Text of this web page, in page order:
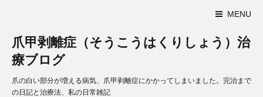
MENU
爪甲剥離症（そうこうはくりしょう）治
療ブログ
爪の白い部分が増える病気、爪甲剥離症にかかってしまいました。完治まで
の日記と治療法、私の日常雑記